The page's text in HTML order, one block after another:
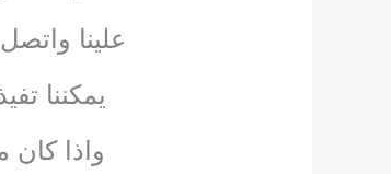
علينا
يمكننا
واذا